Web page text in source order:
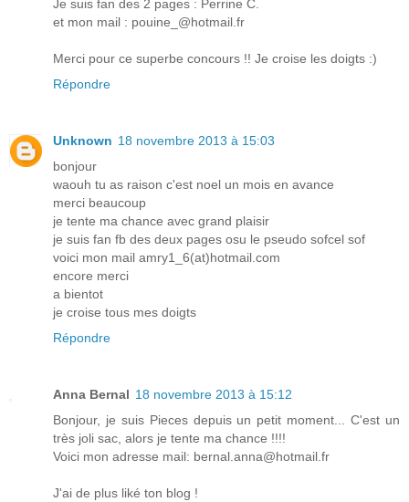
Je suis fan des 2 pages : Perrine C.
et mon mail : pouine_@hotmail.fr
Merci pour ce superbe concours !! Je croise les doigts :)
Répondre
Unknown 18 novembre 2013 à 15:03
bonjour
waouh tu as raison c'est noel un mois en avance
merci beaucoup
je tente ma chance avec grand plaisir
je suis fan fb des deux pages osu le pseudo sofcel sof
voici mon mail amry1_6(at)hotmail.com
encore merci
a bientot
je croise tous mes doigts
Répondre
Anna Bernal 18 novembre 2013 à 15:12
Bonjour, je suis Pieces depuis un petit moment... C'est un
très joli sac, alors je tente ma chance !!!!
Voici mon adresse mail: bernal.anna@hotmail.fr
J'ai de plus liké ton blog !